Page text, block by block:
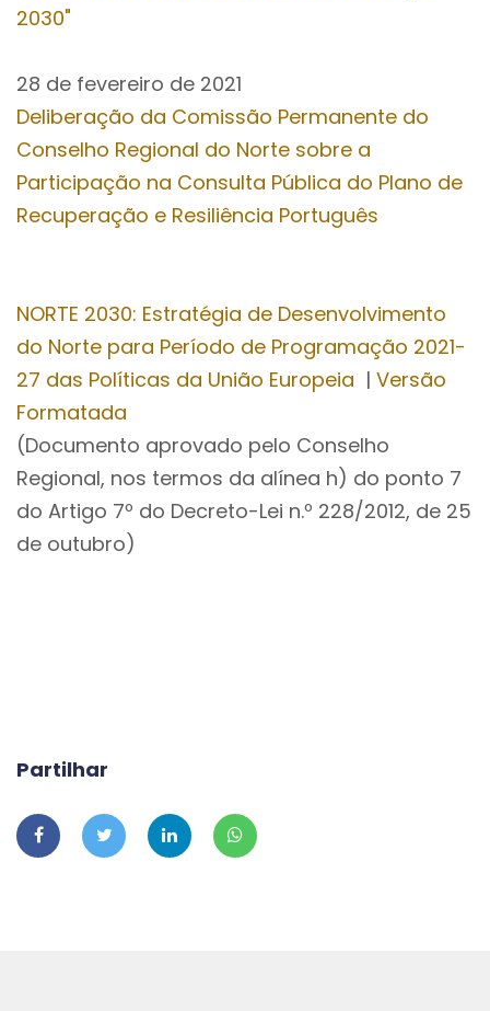
2030"
28 de fevereiro de 2021
Deliberação da Comissão Permanente do
Conselho Regional do Norte sobre a
Participação na Consulta Pública do Plano de
Recuperação e Resiliência Português
NORTE 2030: Estratégia de Desenvolvimento
do Norte para Período de Programação 2021-
27 das Políticas da União Europeia | Versão
Formatada
(Documento aprovado pelo Conselho
Regional, nos termos da alínea h) do ponto 7
do Artigo 7º do Decreto-Lei n.º 228/2012, de 25
de outubro)
Partilhar